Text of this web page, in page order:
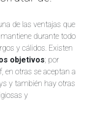
de las ventajas que
durante todo
y cálidos. Existen
objetivos; por
en otras se aceptan a
y también hay otras
y